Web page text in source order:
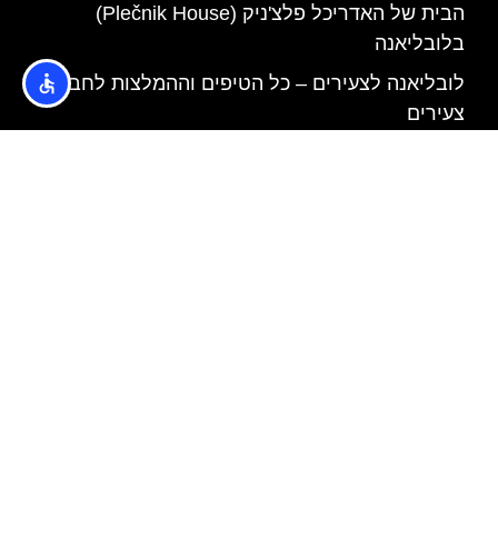
הבית של האדריכל פלצ'ניק (Plečnik House)
בלובליאנה
לובליאנה לצעירים – כל הטיפים וההמלצות לחבר'ה
צעירים